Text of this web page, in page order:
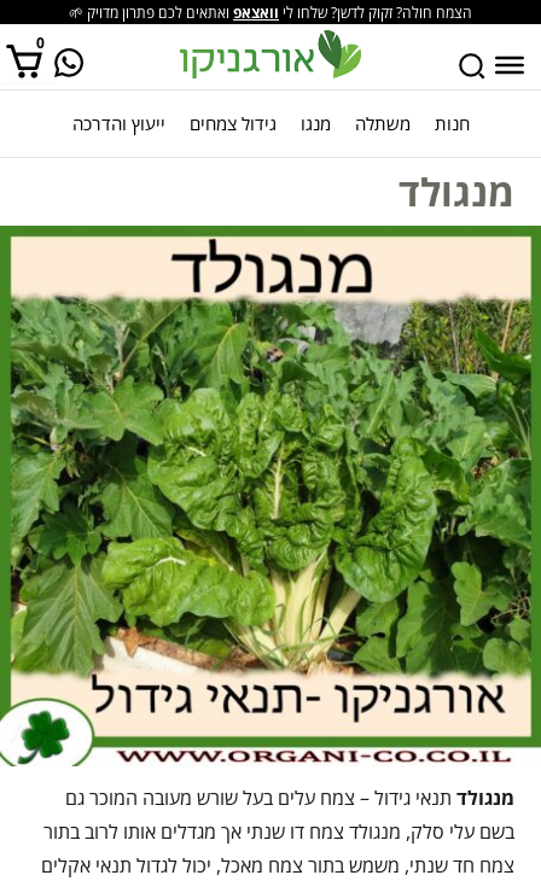
הצמח חולה? זקוק לדשן? שלחו לי וואצאפ ואתאים לכם פתרון מדויק 🌱
0
אין מוצרים בסל הקניות. חנות משתלה מנגו גידול צמחים ייעוץ והדרכה
מנגולד
מנגולד תנאי גידול – צמח עלים בעל שורש מעובה המוכר גם
בשם עלי סלק, מנגולד צמח דו שנתי אך מגדלים אותו לרוב בתור
צמח חד שנתי, משמש בתור צמח מאכל, יכול לגדול תנאי אקלים